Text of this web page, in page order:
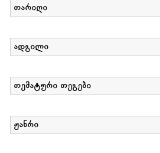
თარიღი
ადგილი
თემატური თეგები
ჟანრი